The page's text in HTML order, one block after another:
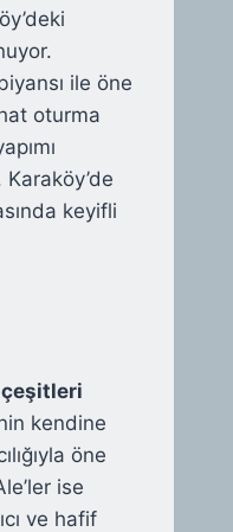
ile öne
oturma
keyifli
kendine
öne
ise
ve hafif